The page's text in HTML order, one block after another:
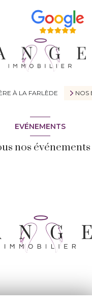
À LA FARLÈDE NOS
EVÉNEMENTS
nos événements